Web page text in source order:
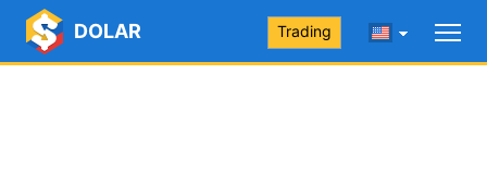
DOLAR Trading